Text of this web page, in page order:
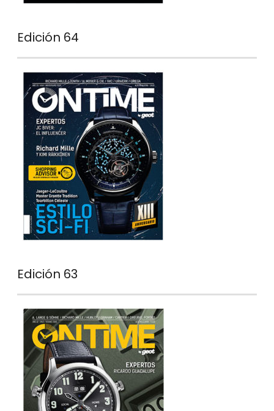
Edición 64
Edición 63